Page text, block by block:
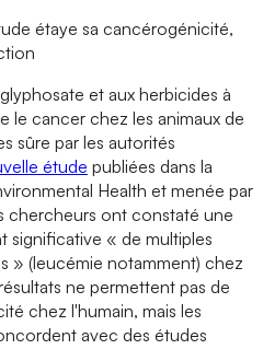
étaye sa cancérogénicité,
et aux herbicides à
le cancer chez les animaux de
sûre par les autorités
étude publiées dans la
Health et menée par
chercheurs ont constaté une
significative « de multiples
» (leucémie notamment) chez
ne permettent pas de
chez l'humain, mais les
avec des études